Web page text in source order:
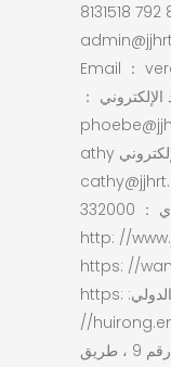
：
المضافات الغذائية المنتجات البريد الإلكتروني athy
موقع علي بابا الدولي: https:
//
العنوان: الطابق 20 ، المبنى 2 ، رقم 9 ، طريق